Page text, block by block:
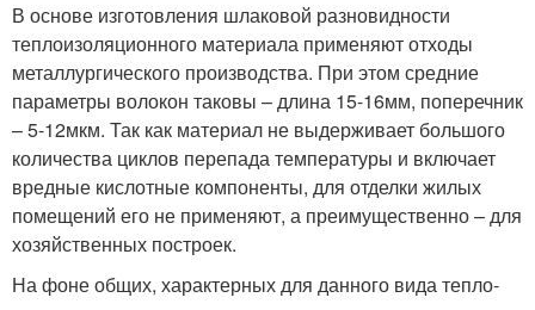
В основе изготовления шлаковой разновидности
теплоизоляционного материала применяют отходы
металлургического производства. При этом средние
параметры волокон таковы – длина 15-16мм, поперечник
– 5-12мкм. Так как материал не выдерживает большого
количества циклов перепада температуры и включает
вредные кислотные компоненты, для отделки жилых
помещений его не применяют, а преимущественно – для
хозяйственных построек.
На фоне общих, характерных для данного вида тепло-